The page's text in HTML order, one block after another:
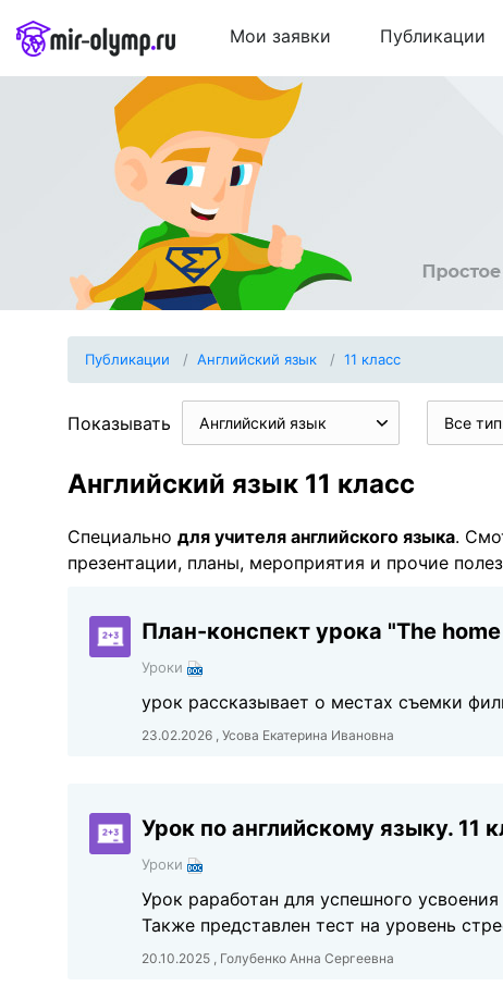
Мои заявки Публикации
Публикации Английский язык 11 класс
Показывать Английский язык Все
Английский язык 11 класс
Специально для учителя английского языка.
презентации, планы, мероприятия и прочие
План-конспект урока "The
Уроки
урок рассказывает о местах съемки
23.02.2026 , Усова Екатерина Ивановна
Урок по английскому языку. 11
Уроки
Урок раработан для успешного
Также представлен тест на уровень
20.10.2025 , Голубенко Анна Сергеевна